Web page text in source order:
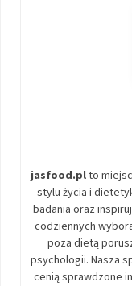
jasfood.plto
stylu życia i
badania oraz
codziennych
poza dietą
psychologii. Nasza
cenią sprawdzone